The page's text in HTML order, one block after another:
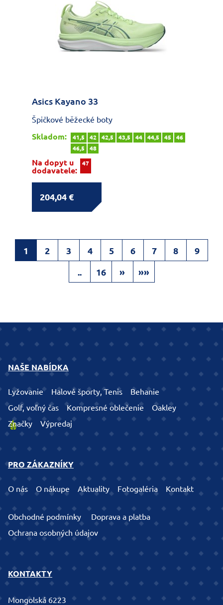
Asics Kayano 33
Špičkové běžecké boty
Skladom:
41,5 42 42,5 43,5 44 44,5 45
46
46,5
48
Na dopyt u
dodavatele:
47
204,04 €
1 2 3 4 5 6 7 8 9
.. 16 » »»
NAŠE NABÍDKA
Lyžovanie Halové športy, Tenis
Behanie
Golf, voľný čas
Kompresné oblečenie
Oakley
Značky
Výpredaj
PRO ZÁKAZNÍKY
O nás O nákupe Aktuality Fotogaléria Kontakt
Obchodné podmínky
Doprava a platba
Ochrana osobných údajov
KONTAKTY
Mongolská 6223